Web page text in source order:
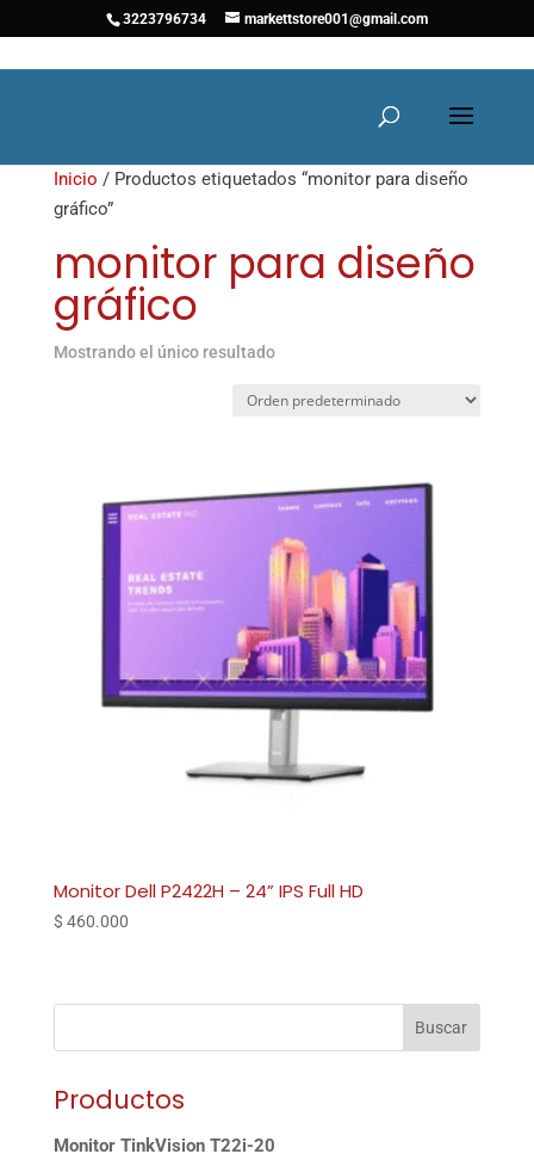
3223796734 markettstore001@gmail.com
Inicio / Productos etiquetados “monitor para diseño
gráfico”
monitor para diseño
gráfico
Mostrando el único resultado
Monitor Dell P2422H – 24” IPS Full HD
$ 460.000
Buscar
Productos
Monitor TinkVision T22i-20